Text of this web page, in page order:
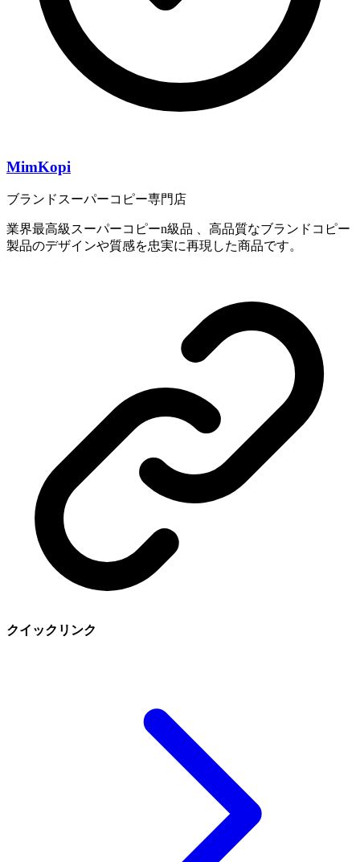
MimKopi
ブランドスーパーコピー専門店
業界最高級スーパーコピーn級品 、高品質なブランドコピー
製品のデザインや質感を忠実に再現した商品です。
クイックリンク